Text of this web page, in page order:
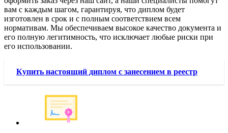
вам с каждым шагом, гарантируя, что диплом будет
изготовлен в срок и с полным соответствием всем
нормативам. Мы обеспечиваем высокое качество документа и
его полную легитимность, что исключает любые риски при
его использовании.
Купить настоящий диплом с занесением в реестр